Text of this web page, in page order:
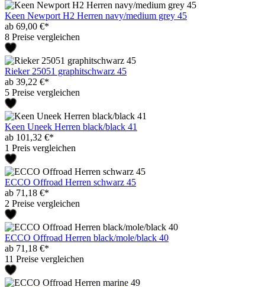
Keen Newport H2 Herren navy/medium grey 45
ab 69,00 €*
8 Preise vergleichen
Rieker 25051 graphitschwarz 45
ab 39,22 €*
5 Preise vergleichen
Keen Uneek Herren black/black 41
ab 101,32 €*
1 Preis vergleichen
ECCO Offroad Herren schwarz 45
ab 71,18 €*
2 Preise vergleichen
ECCO Offroad Herren black/mole/black 40
ab 71,18 €*
11 Preise vergleichen